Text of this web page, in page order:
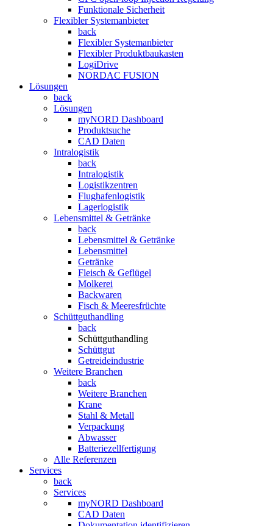
Funktionale Sicherheit
Flexibler Systemanbieter
back
Flexibler Systemanbieter
Flexibler Produktbaukasten
LogiDrive
NORDAC FUSION
Lösungen
back
Lösungen
myNORD Dashboard
Produktsuche
CAD Daten
Intralogistik
back
Intralogistik
Logistikzentren
Flughafenlogistik
Lagerlogistik
Lebensmittel & Getränke
back
Lebensmittel & Getränke
Lebensmittel
Getränke
Fleisch & Geflügel
Molkerei
Backwaren
Fisch & Meeresfrüchte
Schüttguthandling
back
Schüttguthandling
Schüttgut
Getreideindustrie
Weitere Branchen
back
Weitere Branchen
Krane
Stahl & Metall
Verpackung
Abwasser
Batteriezellfertigung
Alle Referenzen
Services
back
Services
myNORD Dashboard
CAD Daten